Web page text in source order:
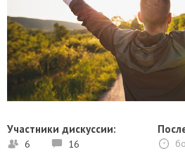
Участники дискуссии:
6 16